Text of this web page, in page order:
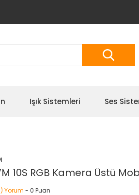
Işık Sistemleri Ses
10S RGB Kamera Üstü
Yorum - 0 Puan